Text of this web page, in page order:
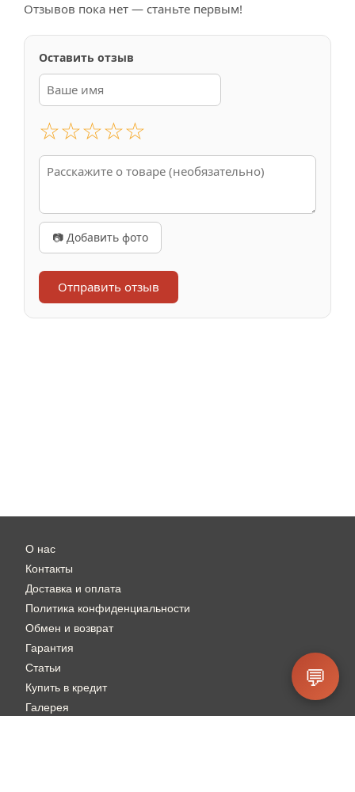
Отзывов пока нет — станьте первым!
Оставить отзыв
☆☆☆☆☆
📷 Добавить фото
Отправить отзыв
О нас
Контакты
Доставка и оплата
Политика конфиденциальности
Обмен и возврат
Гарантия
Статьи
Купить в кредит
Галерея
💬